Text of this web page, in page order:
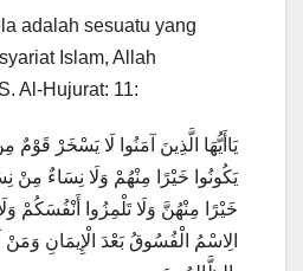
adalah sesuatu yang
Islam, Allah
Al-Hujurat: 11:
يَاأَيُّهَا الَّذِينَ آمَنُوا لَا يَسْخَرْ
يَكُونُوا خَيْرًا مِنْهُمْ وَلَا نِسَاءٌ
خَيْرًا مِنْهُنَّ وَلَا تَلْمِزُوا أَنْفُسَكُمْ
الِاسْمُ الْفُسُوقُ بَعْدَ الْإِيمَانِ